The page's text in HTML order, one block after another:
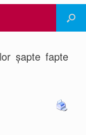
șapte fapte